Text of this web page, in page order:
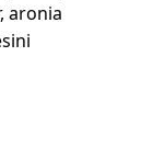
aronia